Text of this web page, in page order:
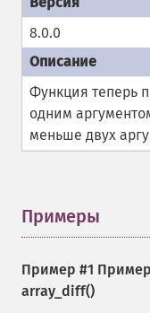
8.0.0
Функция теперь
одним
меньше двух
Примеры
Пример #1
array_diff()